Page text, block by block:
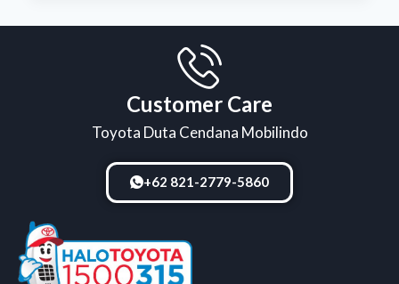
Customer Care
Toyota Duta Cendana Mobilindo
+62 821-2779-5860